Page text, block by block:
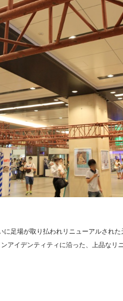
に足場が取り払われリニューアルされ
アイデンティティに沿った、上品なリ